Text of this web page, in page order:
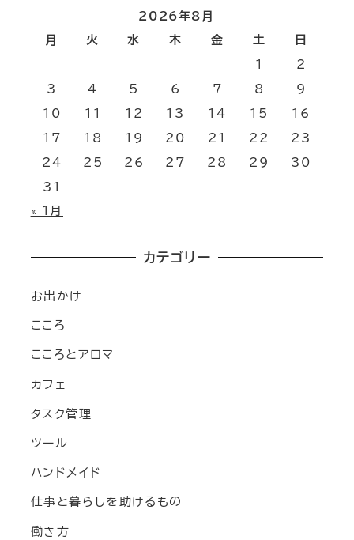
2026年8月
月
火 水 木 金 土 日
1 2
3 4 5 6 7 8 9
10 11 12 13 14 15 16
17 18 19 20 21 22 23
24 25 26 27 28 29 30
31
« 1月
カテゴリー
お出かけ
こころ
こころとアロマ
カフェ
タスク管理
ツール
ハンドメイド
仕事と暮らしを助けるもの
働き方